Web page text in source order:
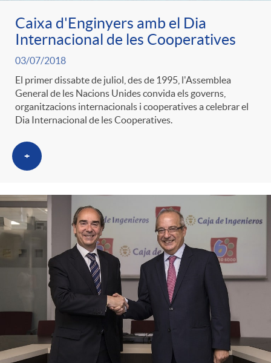
Caixa d'Enginyers amb el Dia
Internacional de les Cooperatives
03/07/2018
El primer dissabte de juliol, des de 1995, l'Assemblea
General de les Nacions Unides convida els governs,
organitzacions internacionals i cooperatives a celebrar el
Dia Internacional de les Cooperatives.
+